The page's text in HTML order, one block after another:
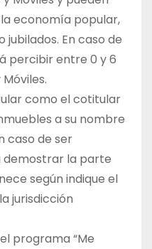
economía popular,
jubilados. En caso de
percibir entre 0 y 6
como el cotitular
a su nombre
caso de ser
demostrar la parte
según indique el
jurisdicción
programa “Me